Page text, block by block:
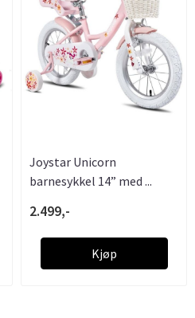
Joystar Unicorn
barnesykkel 14” med ...
2.499,-
Kjøp